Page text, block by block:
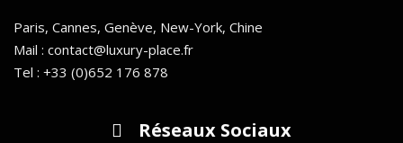
Paris, Cannes, Genève, New-York, Chine
Mail : contact@luxury-place.fr
Tel : +33 (0)652 176 878
Réseaux Sociaux